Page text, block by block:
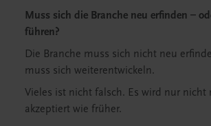
Muss sich die Branche neu erfinden –
führen?
Die Branche muss sich nicht neu
muss sich weiterentwickeln.
Vieles ist nicht falsch. Es wird nur nicht
akzeptiert wie früher.